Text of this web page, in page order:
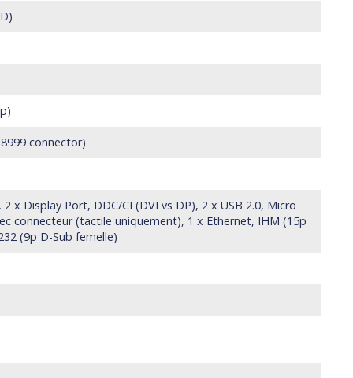
connector)
2 x Display Port, DDC/CI (DVI vs DP), 2 x USB 2.0, Micro
connecteur (tactile uniquement), 1 x Ethernet, IHM (15p
(9p D-Sub femelle)